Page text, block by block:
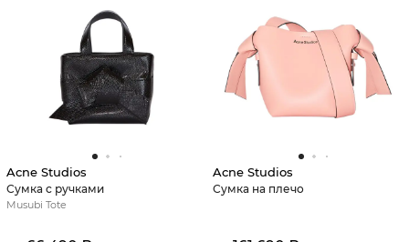
Acne Studios
Сумка с ручками
Musubi Tote
Acne Studios
Сумка на плечо